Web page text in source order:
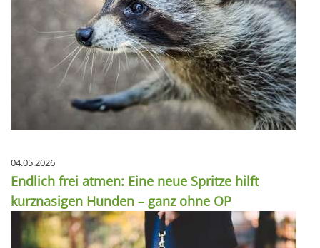
04.05.2026
Endlich frei atmen: Eine neue Spritze hilft
kurznasigen Hunden – ganz ohne OP